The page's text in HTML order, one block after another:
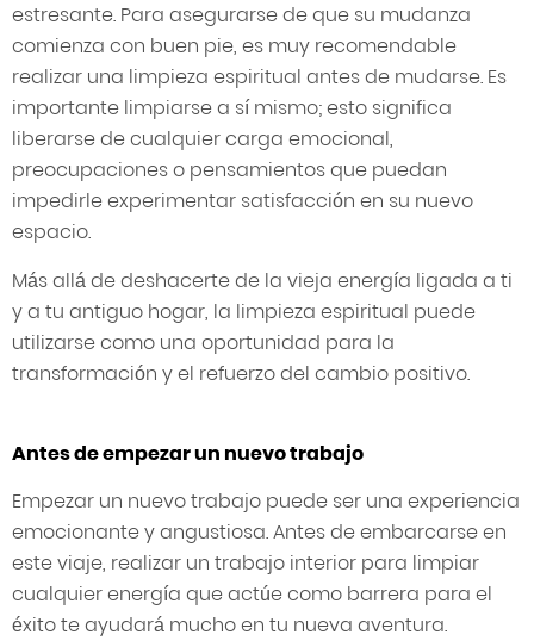
estresante. Para asegurarse de que su mudanza
comienza con buen pie, es muy recomendable
realizar una limpieza espiritual antes de mudarse. Es
importante limpiarse a sí mismo; esto significa
liberarse de cualquier carga emocional,
preocupaciones o pensamientos que puedan
impedirle experimentar satisfacción en su nuevo
espacio.
Más allá de deshacerte de la vieja energía ligada a ti
y a tu antiguo hogar, la limpieza espiritual puede
utilizarse como una oportunidad para la
transformación y el refuerzo del cambio positivo.
Antes de empezar un nuevo trabajo
Empezar un nuevo trabajo puede ser una experiencia
emocionante y angustiosa. Antes de embarcarse en
este viaje, realizar un trabajo interior para limpiar
cualquier energía que actúe como barrera para el
éxito te ayudará mucho en tu nueva aventura.